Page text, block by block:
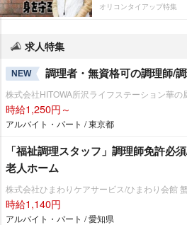
オリコンタイアップ特集
求人特集
NEW 調理者・無資格可の調理師/
株式会社HITOWA所沢ライフステーション華の
時給1,250円～
アルバイト・パート / 東京都
「福祉調理スタッフ」調理師免許必
老人ホーム
株式会社ひまわりケアサービス/ひまわり会館
時給1,140円
アルバイト・パート / 愛知県